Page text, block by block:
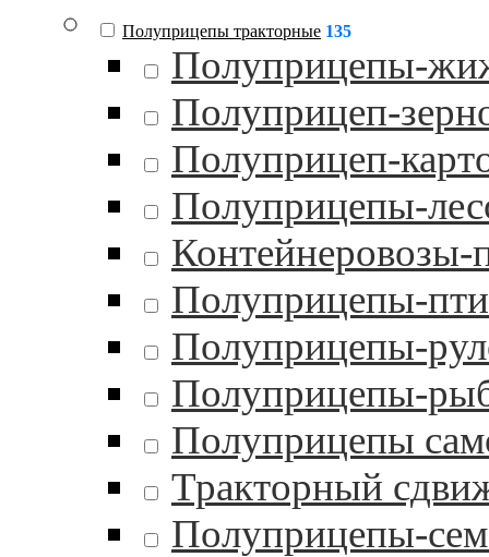
Полуприцепы тракторные 135
Полуприцепы-
Полуприцеп-
Полуприцеп-
Полуприцепы-
Контейнеровозы-
Полуприцепы-
Полуприцепы-
Полуприцепы-
Полуприцепы
Тракторный
Полуприцепы-